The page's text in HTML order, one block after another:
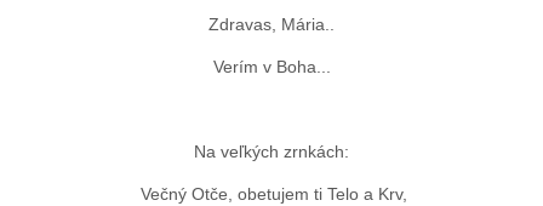
Zdravas, Mária..
Verím v Boha...
Na veľkých zrnkách:
Večný Otče, obetujem ti Telo a Krv,